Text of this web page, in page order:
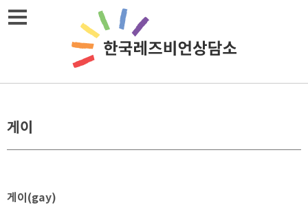
Skip
게이
게이(gay)